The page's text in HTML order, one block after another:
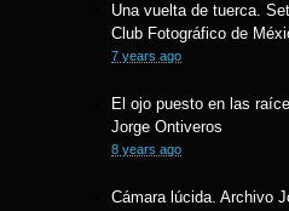
Una vuelta de tuerca.
Club Fotográfico de
7 years ago
El ojo puesto en las
Jorge Ontiveros
8 years ago
Cámara lúcida. Archivo